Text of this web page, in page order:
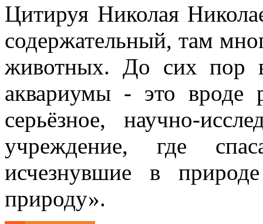
Цитируя Николая
содержательный, там
животных. До сих пор
аквариумы - это вроде
серьёзное, научно-
учреждение, где
исчезнувшие в
природу».